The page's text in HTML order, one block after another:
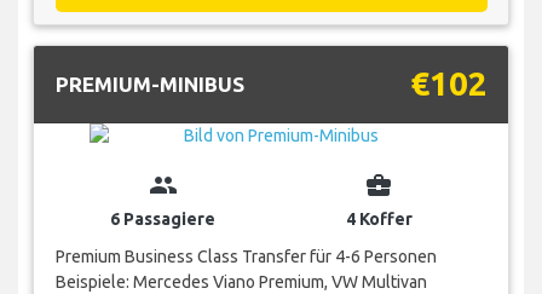
PREMIUM-MINIBUS €102
group
6 Passagiere
business_center
4 Koffer
Premium Business Class Transfer für 4-6 Personen
Beispiele: Mercedes Viano Premium, VW Multivan